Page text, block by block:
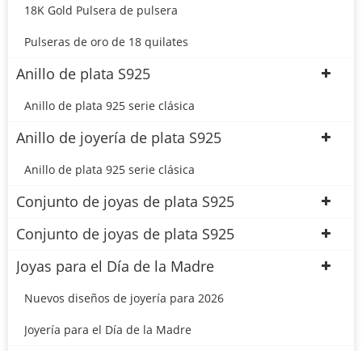
18K Gold Pulsera de pulsera
Pulseras de oro de 18 quilates
Anillo de plata S925
Anillo de plata 925 serie clásica
Anillo de joyería de plata S925
Anillo de plata 925 serie clásica
Conjunto de joyas de plata S925
Conjunto de joyas de plata S925
Joyas para el Día de la Madre
Nuevos diseños de joyería para 2026
Joyería para el Día de la Madre